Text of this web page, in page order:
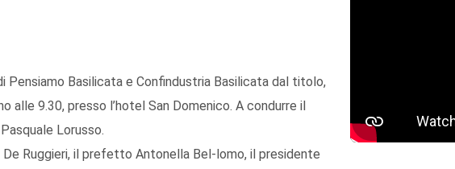
Pensiamo Basilicata e Confindustria Basilicata dal titolo,
alle 9.30, presso l’hotel San Domenico. A condurre il
Lorusso.
Ruggieri, il prefetto Antonella Bel-lomo, il presidente